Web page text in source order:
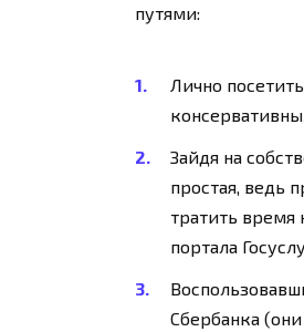
путями:
Лично
Зайдя на
простая, ведь
тратить
портала
Сбербанка